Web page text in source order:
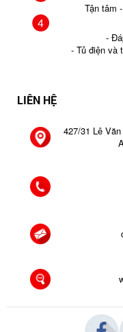
Tận tâm
-
- Tủ điện và
LIÊN HỆ
427/31 Lê